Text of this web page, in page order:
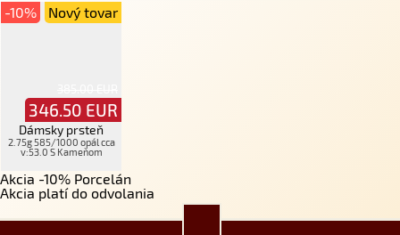
-10%
346.50 EUR
Nový tovar
Dámsky prsteň
2.75g 585/1000 opál cca
v:53.0 S Kameňom
Akcia -10% Porcelán
Akcia platí do odvolania